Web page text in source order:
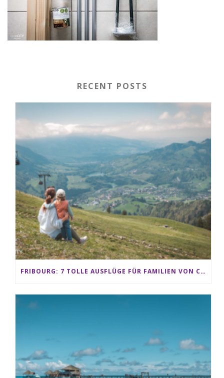
RECENT POSTS
FRIBOURG: 7 TOLLE AUSFLÜGE FÜR FAMILIEN VON CHARMEY BIS LES PACCOTS